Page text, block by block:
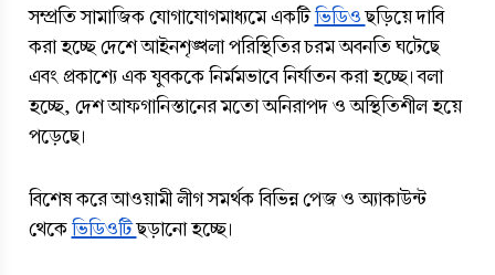
সম্প্রতি সামাজিক যোগাযোগমাধ্যমে একটি ভিডিও ছড়িয়ে দাবি
করা হচ্ছে দেশে আইনশৃঙ্খলা পরিস্থিতির চরম অবনতি ঘটেছে
এবং প্রকাশ্যে এক যুবককে নির্মমভাবে নির্যাতন করা হচ্ছে। বলা
হচ্ছে, দেশ আফগানিস্তানের মতো অনিরাপদ ও অস্থিতিশীল হয়ে
পড়েছে।
বিশেষ করে আওয়ামী লীগ সমর্থক বিভিন্ন পেজ ও অ্যাকাউন্ট
থেকে ভিডিওটি ছড়ানো হচ্ছে।